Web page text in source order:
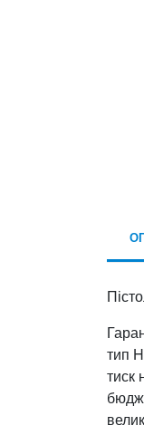
тип
тиск